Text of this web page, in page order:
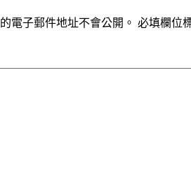
電子郵件地址不會公開。 必填欄位